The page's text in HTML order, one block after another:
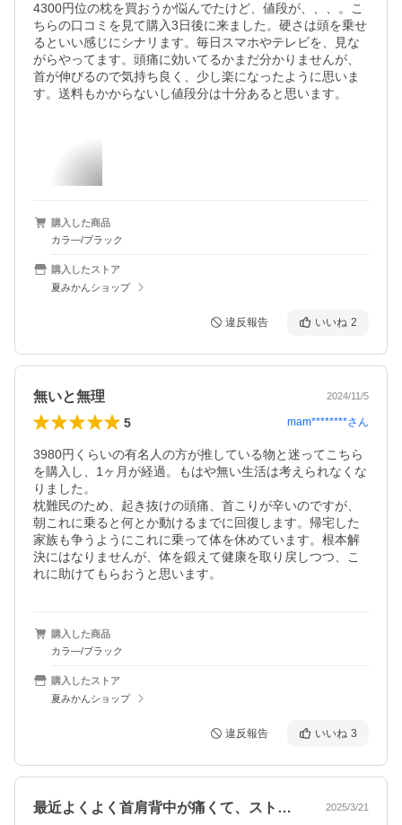
4300円位の枕を買おうか悩んでたけど、値段が、、、。こ
ちらの口コミを見て購入3日後に来ました。硬さは頭を乗せ
るといい感じにシナリます。毎日スマホやテレビを、見な
がらやってます。頭痛に効いてるかまだ分かりませんが、
首が伸びるので気持ち良く、少し楽になったように思いま
す。送料もかからないし値段分は十分あると思います。
購入した商品
カラ―/ブラック
購入したストア
夏みかんショップ
違反報告 いいね 2
無いと無理 2024/11/5
5 mam********さん
3980円くらいの有名人の方が推している物と迷ってこちら
を購入し、1ヶ月が経過。もはや無い生活は考えられなくな
りました。
枕難民のため、起き抜けの頭痛、首こりが辛いのですが、
朝これに乗ると何とか動けるまでに回復します。帰宅した
家族も争うようにこれに乗って体を休めています。根本解
決にはなりませんが、体を鍛えて健康を取り戻しつつ、こ
れに助けてもらおうと思います。
購入した商品
カラ―/ブラック
購入したストア
夏みかんショップ
違反報告 いいね 3
最近よくよく首肩背中が痛くて、ストレー… 2025/3/21